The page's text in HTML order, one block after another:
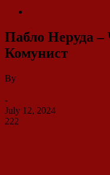
Пабло Неруда
Комунист
By
-
July 12, 2024
222